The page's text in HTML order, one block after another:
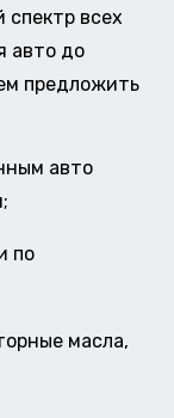
всех
авто до
предложить
авто
по
масла,